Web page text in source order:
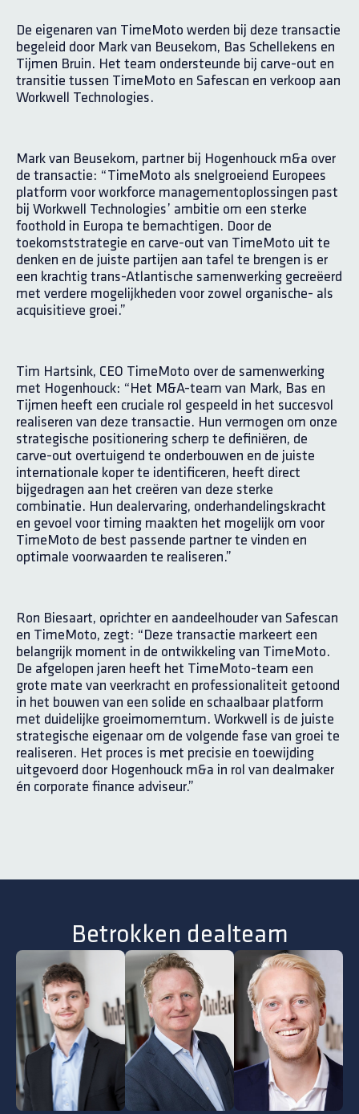
De eigenaren van TimeMoto werden bij deze transactie
begeleid door Mark van Beusekom, Bas Schellekens en
Tijmen Bruin. Het team ondersteunde bij carve-out en
transitie tussen TimeMoto en Safescan en verkoop aan
Workwell Technologies.
Mark van Beusekom, partner bij Hogenhouck m&a over
de transactie: “TimeMoto als snelgroeiend Europees
platform voor workforce managementoplossingen past
bij Workwell Technologies’ ambitie om een sterke
foothold in Europa te bemachtigen. Door de
toekomststrategie en carve-out van TimeMoto uit te
denken en de juiste partijen aan tafel te brengen is er
een krachtig trans-Atlantische samenwerking gecreëerd
met verdere mogelijkheden voor zowel organische- als
acquisitieve groei.”
Tim Hartsink, CEO TimeMoto over de samenwerking
met Hogenhouck: “Het M&A-team van Mark, Bas en
Tijmen heeft een cruciale rol gespeeld in het succesvol
realiseren van deze transactie. Hun vermogen om onze
strategische positionering scherp te definiëren, de
carve-out overtuigend te onderbouwen en de juiste
internationale koper te identificeren, heeft direct
bijgedragen aan het creëren van deze sterke
combinatie. Hun dealervaring, onderhandelingskracht
en gevoel voor timing maakten het mogelijk om voor
TimeMoto de best passende partner te vinden en
optimale voorwaarden te realiseren.”
Ron Biesaart, oprichter en aandeelhouder van Safescan
en TimeMoto, zegt: “Deze transactie markeert een
belangrijk moment in de ontwikkeling van TimeMoto.
De afgelopen jaren heeft het TimeMoto-team een
grote mate van veerkracht en professionaliteit getoond
in het bouwen van een solide en schaalbaar platform
met duidelijke groei­momemtum. Workwell is de juiste
strategische eigenaar om de volgende fase van groei te
realiseren. Het proces is met precisie en toewijding
uitgevoerd door Hogenhouck m&a in rol van dealmaker
én corporate finance adviseur.”
Betrokken dealteam